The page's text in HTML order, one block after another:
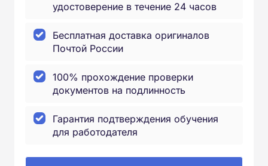
удостоверение в течение 24 часов
Бесплатная доставка оригиналов
Почтой России
100% прохождение проверки
документов на подлинность
Гарантия подтверждения обучения
для работодателя